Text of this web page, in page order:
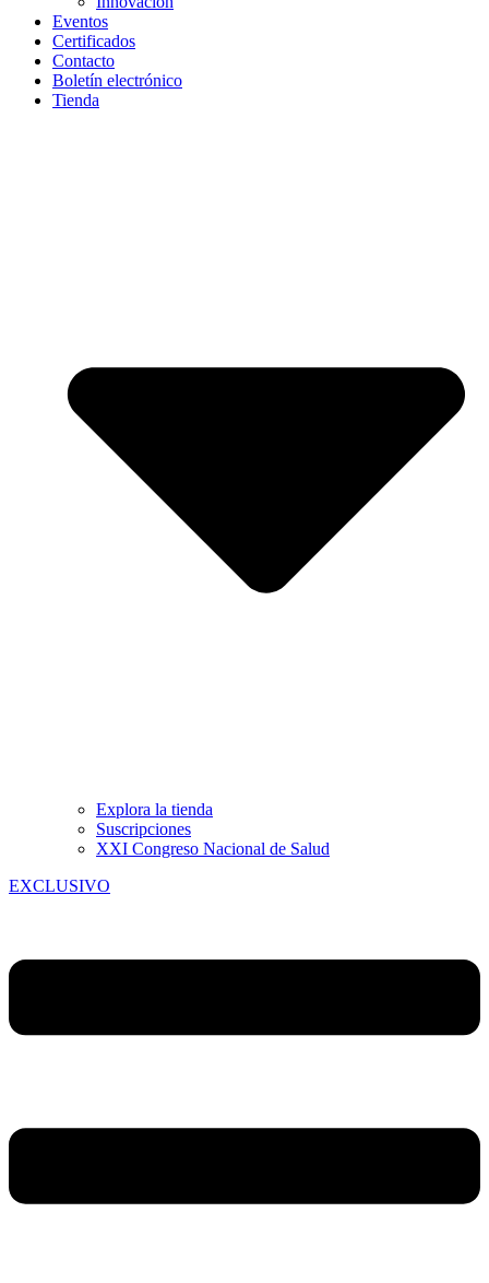
Eventos
Certificados
Contacto
Boletín electrónico
Tienda
Explora la tienda
Suscripciones
XXI Congreso Nacional de Salud
EXCLUSIVO